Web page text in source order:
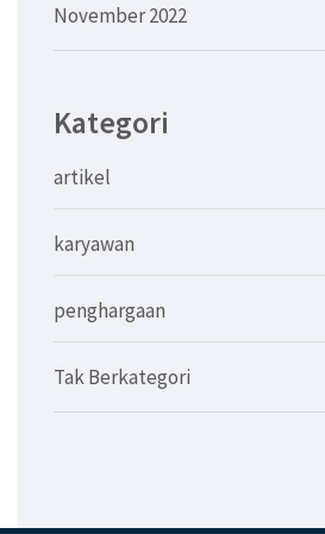
November 2022
Kategori
artikel
karyawan
penghargaan
Tak Berkategori